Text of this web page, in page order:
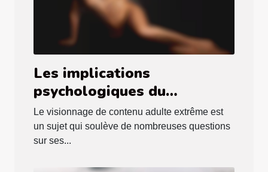
Les implications
psychologiques du
visionnage de contenu
extrême sur les
plateformes adultes
Le visionnage de contenu adulte extrême est
un sujet qui soulève de nombreuses questions
sur ses...